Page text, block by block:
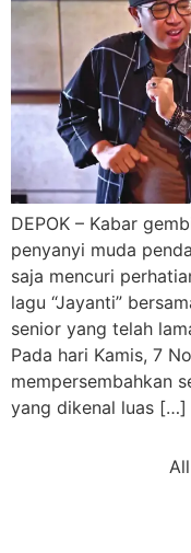
DEPOK – Kabar
penyanyi muda
saja mencuri
lagu “Jayanti”
senior yang telah
Pada hari Kamis, 7
mempersembahkan
yang dikenal luas […]